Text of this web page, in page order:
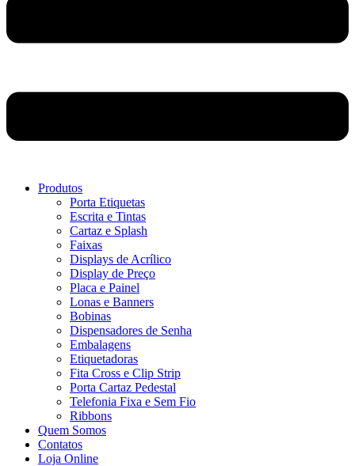
Produtos
Porta Etiquetas
Escrita e Tintas
Cartaz e Splash
Faixas
Displays de Acrílico
Display de Preço
Placa e Painel
Lonas e Banners
Bobinas
Dispensadores de Senha
Embalagens
Etiquetadoras
Fita Cross e Clip Strip
Porta Cartaz Pedestal
Telefonia Fixa e Sem Fio
Ribbons
Quem Somos
Contatos
Loja Online